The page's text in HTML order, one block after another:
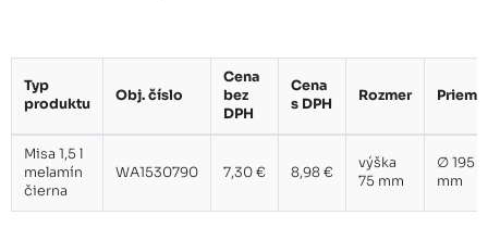
Typ
produktu
Obj. číslo
Cena
bez
DPH
Cena
s DPH
Rozmer
Misa 1,5 l
melamín
čierna
WA1530790 7,30 € 8,98 €
výška
75 mm
∅ 195
mm